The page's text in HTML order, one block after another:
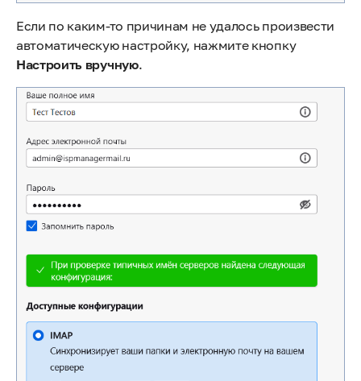
Если по каким-то причинам не удалось произвести
автоматическую настройку, нажмите кнопку
Настроить вручную.